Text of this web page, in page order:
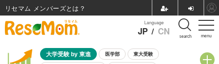
menu
Language
JP / CN search
大学受験 by 東進 医学部 東大受験
リセマム メンバーズ